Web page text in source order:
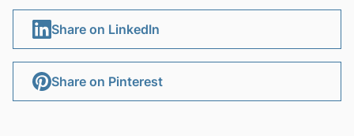
Share on LinkedIn
Share on Pinterest